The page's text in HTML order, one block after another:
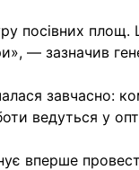
посівних площ.
— зазначив
завчасно:
ведуться у
вперше